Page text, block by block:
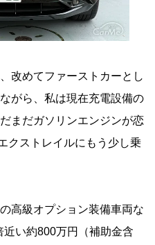
改めてファーストカーとし
がら、私は現在充電設備の
まだガソリンエンジンが恋
クストレイルにもう少し乗
高級オプション装備車両な
い約800万円（補助金含